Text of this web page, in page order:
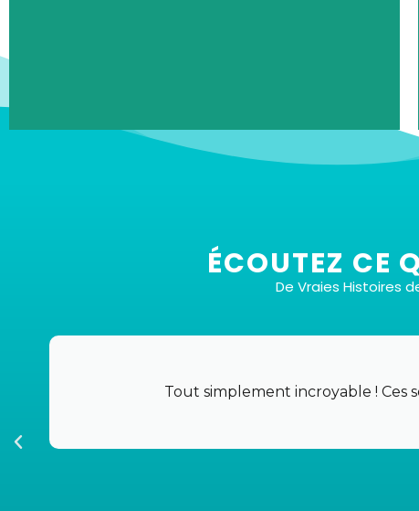
3 Types de Séances Uniques
Plongez-vous dans une
chargées où vous avez besoin d'une réinitialisation
3:Version Active :Pour ceux qui trouvent la paix
ÉCOUTEZ CE
De Vraies Histoires
Tout simplement incroyable ! Ces